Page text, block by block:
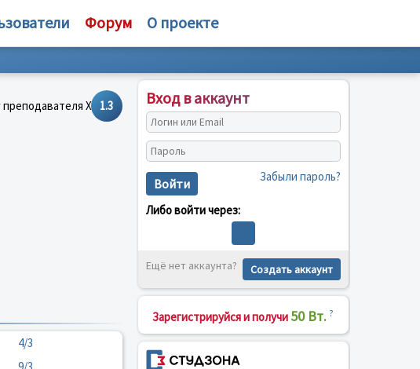
Форум О проекте
1.3
4/3
Вход в аккаунт
Войти Забыли пароль?
Либо войти через:
Ещё нет аккаунта? Создать аккаунт
Зарегистрируйся и получи 50 Вт. ?